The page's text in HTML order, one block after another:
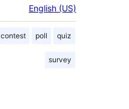
English (US)
contest poll quiz
survey